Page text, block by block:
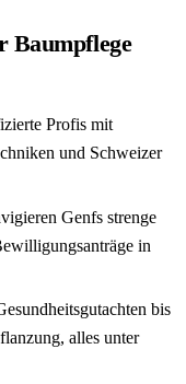
Baumpflege
Profis mit
und Schweizer
Genfs strenge
in
bis
alles unter